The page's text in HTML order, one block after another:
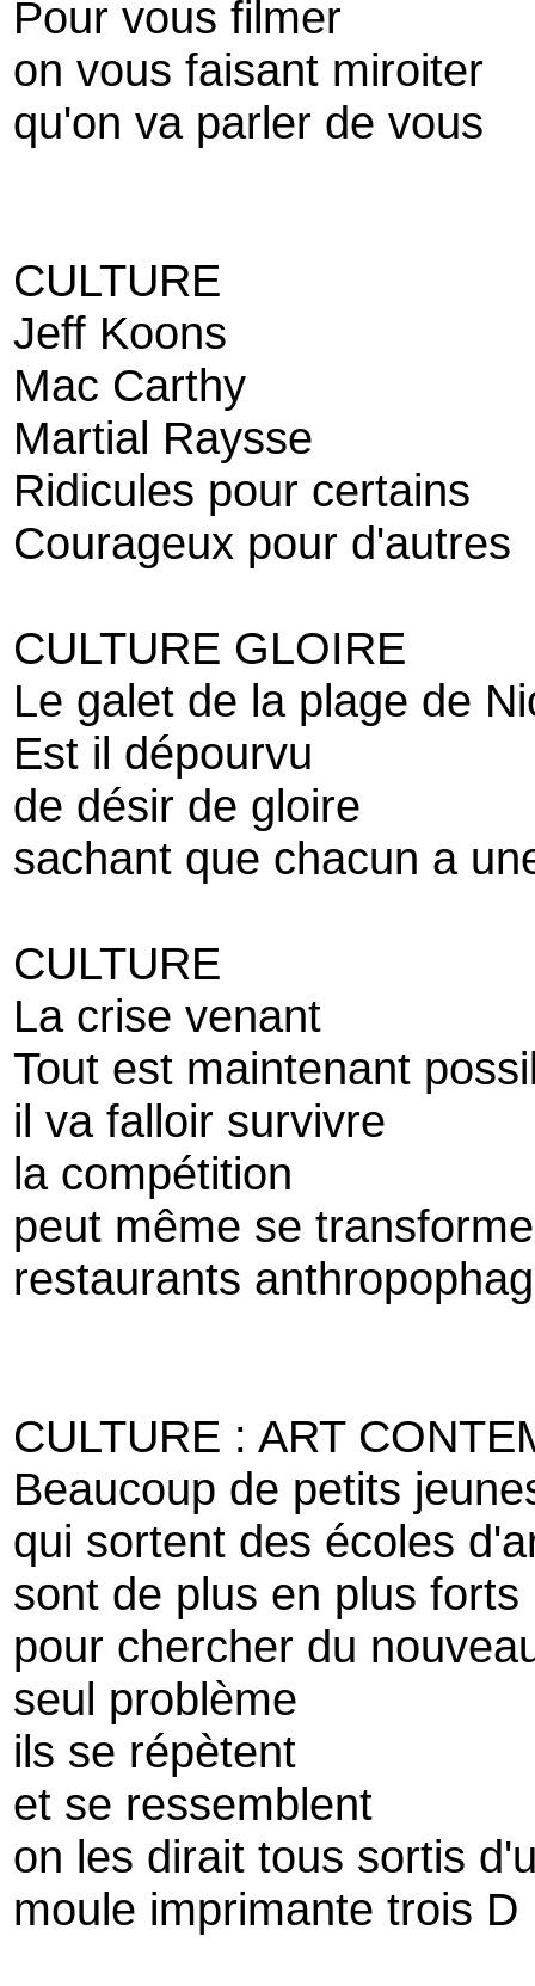
Pour vous filmer
on vous faisant miroiter
qu'on va parler de vous
CULTURE
Jeff Koons
Mac Carthy
Martial Raysse
Ridicules pour certains
Courageux pour d'autres
CULTURE GLOIRE
Le galet de la plage de
Est il dépourvu
de désir de gloire
sachant que chacun a
CULTURE
La crise venant
Tout est maintenant
il va falloir survivre
la compétition
peut même se
restaurants
CULTURE : ART
Beaucoup de petits
qui sortent des écoles
sont de plus en plus forts
pour chercher du
seul problème
ils se répètent
et se ressemblent
on les dirait tous sortis
moule imprimante trois D